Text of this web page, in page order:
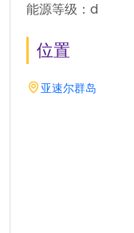
能源等级：d
位置
亚速尔群岛